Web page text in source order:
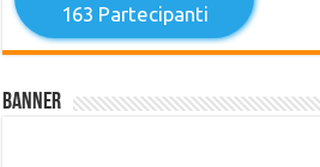
163 Partecipanti
Banner